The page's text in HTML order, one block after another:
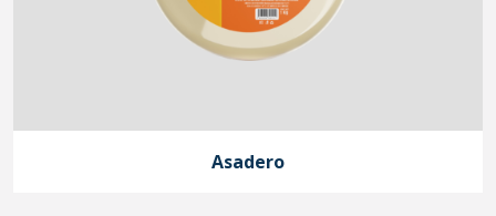
Asadero